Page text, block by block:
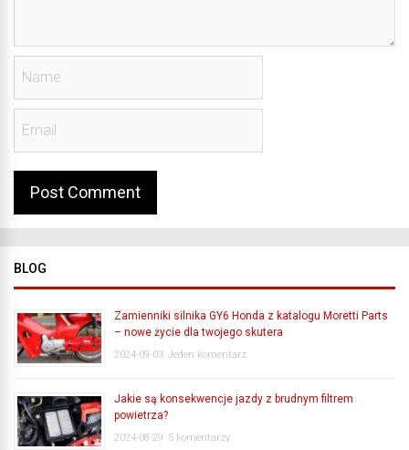
BLOG
Zamienniki silnika GY6 Honda z katalogu Moretti Parts
– nowe życie dla twojego skutera
2024-09-03 Jeden komentarz
Jakie są konsekwencje jazdy z brudnym filtrem
powietrza?
2024-08-29 5 komentarzy